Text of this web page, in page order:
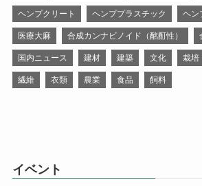
ヘンプクリート ヘンププラスチック ヘン
医療大麻 合成カンナビノイド（酩酊性）
国内ニュース 建材 建築 文化 栽培
繊維 衣類 農業 食品 飼料
イベント